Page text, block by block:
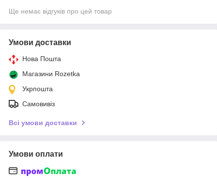
Ще немає відгуків про цей товар
Умови доставки
Нова Пошта
Магазини Rozetka
Укрпошта
Самовивіз
Всі умови доставки
Умови оплати